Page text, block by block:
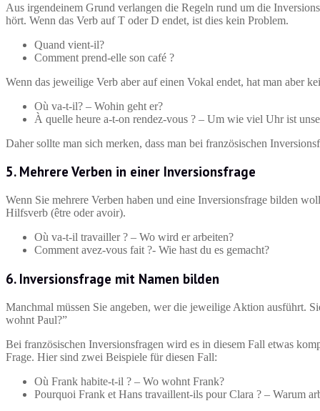
Aus irgendeinem Grund verlangen die Regeln rund um die
hört. Wenn das Verb auf T oder D endet, ist dies kein Problem.
Quand vient-il?
Comment prend-elle son café ?
Wenn das jeweilige Verb aber auf einen Vokal endet, hat man aber
Où va-t-il? – Wohin geht er?
À quelle heure a-t-on rendez-vous ? – Um wie viel Uhr ist
Daher sollte man sich merken, dass man bei französischen
5. Mehrere Verben in einer Inversionsfrage
Wenn Sie mehrere Verben haben und eine Inversionsfrage bilden
Hilfsverb (être oder avoir).
Où va-t-il travailler ? – Wo wird er arbeiten?
Comment avez-vous fait ?- Wie hast du es gemacht?
6. Inversionsfrage mit Namen bilden
Manchmal müssen Sie angeben, wer die jeweilige Aktion ausführt.
wohnt Paul?”
Bei französischen Inversionsfragen wird es in diesem Fall etwas
Frage. Hier sind zwei Beispiele für diesen Fall:
Où Frank habite-t-il ? – Wo wohnt Frank?
Pourquoi Frank et Hans travaillent-ils pour Clara ? – Warum